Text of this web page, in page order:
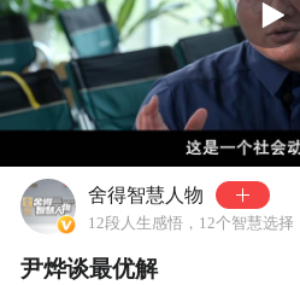
舍得智慧人物
12段人生感悟，12个智慧选择
尹烨谈最优解